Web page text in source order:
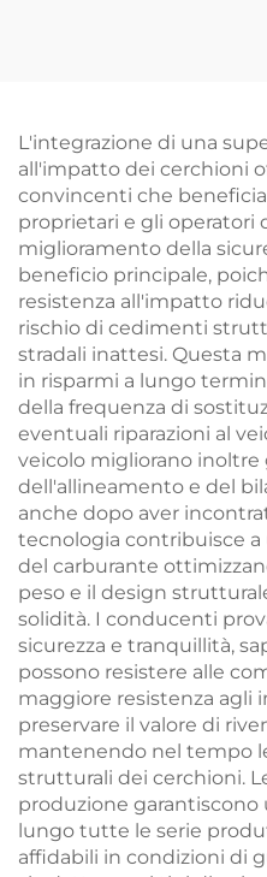
L'integrazione di una
all'impatto dei cerchioni
convincenti che
proprietari e gli operatori
miglioramento della
beneficio principale,
resistenza all'impatto
rischio di cedimenti
stradali inattesi. Questa
in risparmi a lungo
della frequenza di
eventuali riparazioni al
veicolo migliorano
dell'allineamento e del
anche dopo aver
tecnologia contribuisce
del carburante
peso e il design
solidità. I conducenti
sicurezza e tranquillità,
possono resistere alle
maggiore resistenza agli
preservare il valore di
mantenendo nel tempo
strutturali dei cerchioni.
produzione
lungo tutte le serie
affidabili in condizioni di